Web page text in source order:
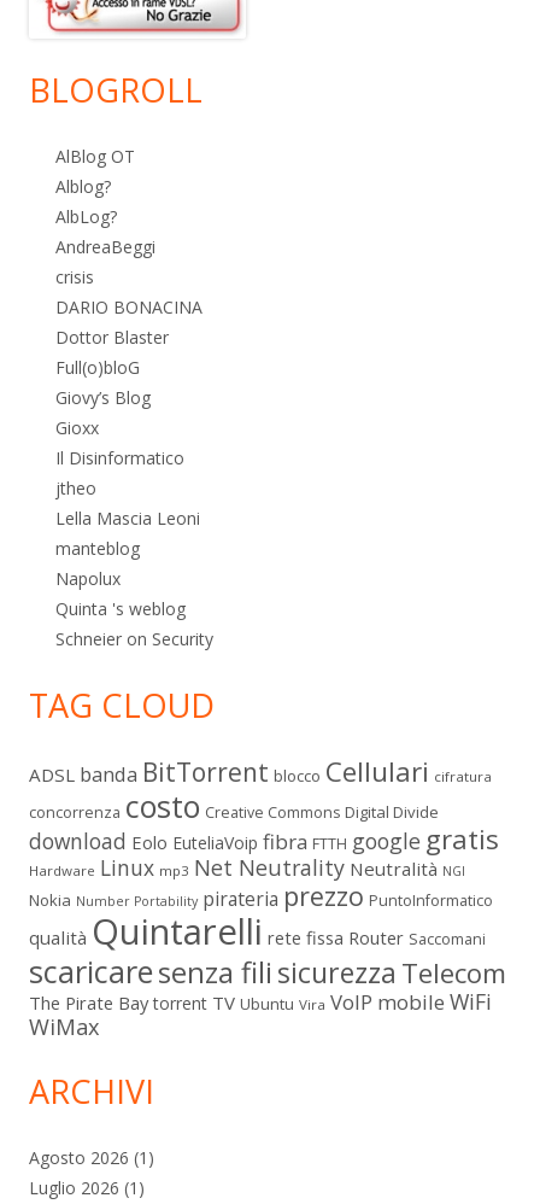
BLOGROLL
AlBlog OT
Alblog?
AlbLog?
AndreaBeggi
crisis
DARIO BONACINA
Dottor Blaster
Full(o)bloG
Giovy’s Blog
Gioxx
Il Disinformatico
jtheo
Lella Mascia Leoni
manteblog
Napolux
Quinta 's weblog
Schneier on Security
TAG CLOUD
ADSL banda BitTorrent blocco Cellulari cifratura
concorrenza costo Creative Commons Digital Divide
download Eolo EuteliaVoip fibra FTTH google gratis
Hardware Linux mp3 Net Neutrality Neutralità NGI
Nokia Number Portability pirateria prezzo PuntoInformatico
qualità Quintarelli rete fissa Router Saccomani
scaricaresenza fili sicurezza Telecom
The Pirate Bay torrent TV Ubuntu Vira VoIP mobile WiFi
WiMax
ARCHIVI
Agosto 2026 (1)
Luglio 2026 (1)